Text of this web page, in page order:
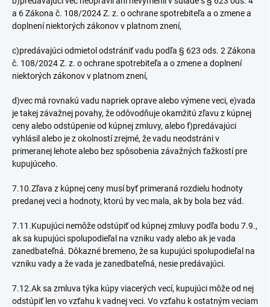
a 6 Zákona č. 108/2024 Z. z. o ochrane spotrebiteľa a o zmene a
doplnení niektorých zákonov v platnom znení,
c)predávajúci odmietol odstrániť vadu podľa § 623 ods. 2 Zákona
č. 108/2024 Z. z. o ochrane spotrebiteľa a o zmene a doplnení
niektorých zákonov v platnom znení,
d)vec má rovnakú vadu napriek oprave alebo výmene veci, e)vada
je takej závažnej povahy, že odôvodňuje okamžitú zľavu z kúpnej
ceny alebo odstúpenie od kúpnej zmluvy, alebo f)predávajúci
vyhlásil alebo je z okolností zrejmé, že vadu neodstráni v
primeranej lehote alebo bez spôsobenia závažných ťažkostí pre
kupujúceho.
7.10.Zľava z kúpnej ceny musí byť primeraná rozdielu hodnoty
predanej veci a hodnoty, ktorú by vec mala, ak by bola bez vád.
7.11.Kupujúci nemôže odstúpiť od kúpnej zmluvy podľa bodu 7.9.,
ak sa kupujúci spolupodieľal na vzniku vady alebo ak je vada
zanedbateľná. Dôkazné bremeno, že sa kupujúci spolupodieľal na
vzniku vady a že vada je zanedbateľná, nesie predávajúci.
7.12.Ak sa zmluva týka kúpy viacerých vecí, kupujúci môže od nej
odstúpiť len vo vzťahu k vadnej veci. Vo vzťahu k ostatným veciam